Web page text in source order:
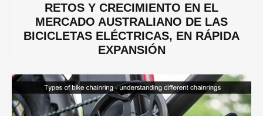
RETOS Y CRECIMIENTO EN EL
MERCADO AUSTRALIANO DE LAS
BICICLETAS ELÉCTRICAS, EN RÁPIDA
EXPANSIÓN